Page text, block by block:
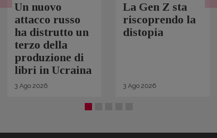
Un nuovo
attacco russo
ha distrutto un
terzo della
produzione di
libri in Ucraina
3 Ago 2026
La Gen Z sta
riscoprendo la
distopia
3 Ago 2026